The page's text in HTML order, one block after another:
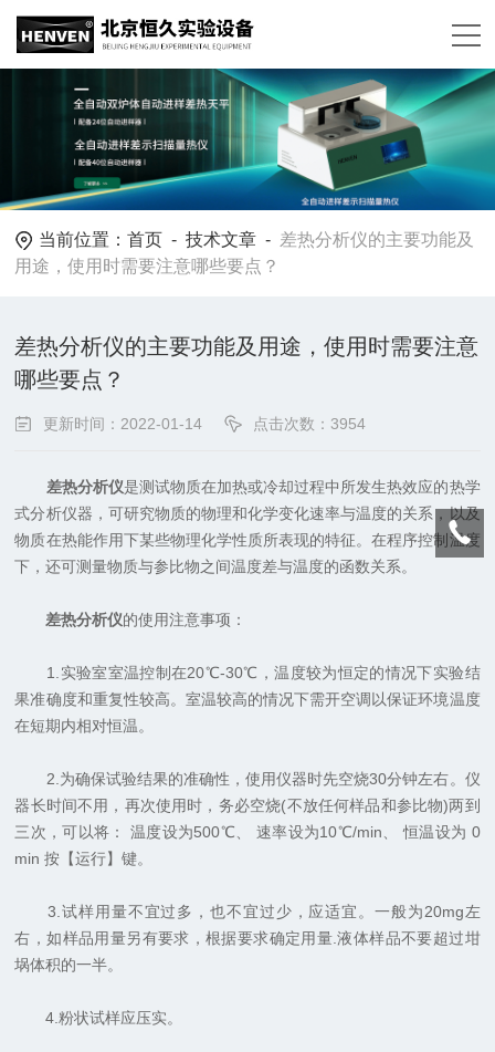
当前位置：首页 -技术文章 - 差热分析仪的主要功能及
用途，使用时需要注意哪些要点？
差热分析仪的主要功能及用途，使用时需要注意
哪些要点？
更新时间：2022-01-14 点击次数：3954
差热分析仪是测试物质在加热或冷却过程中所发生热效应的热学
式分析仪器，可研究物质的物理和化学变化速率与温度的关系，以及
物质在热能作用下某些物理化学性质所表现的特征。在程序控制温度
下，还可测量物质与参比物之间温度差与温度的函数关系。
差热分析仪的使用注意事项：
1.实验室室温控制在20℃-30℃，温度较为恒定的情况下实验结
果准确度和重复性较高。室温较高的情况下需开空调以保证环境温度
在短期内相对恒温。
2.为确保试验结果的准确性，使用仪器时先空烧30分钟左右。仪
器长时间不用，再次使用时，务必空烧(不放任何样品和参比物)两到
三次，可以将： 温度设为500℃、 速率设为10℃/min、 恒温设为 0
min 按【运行】键。
3.试样用量不宜过多，也不宜过少，应适宜。一般为20mg左
右，如样品用量另有要求，根据要求确定用量.液体样品不要超过坩
埚体积的一半。
4.粉状试样应压实。